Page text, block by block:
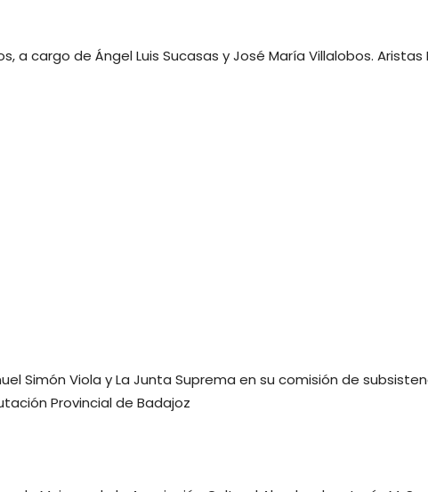
a cargo de Ángel Luis Sucasas y José María Villalobos. Aristas
Simón Viola y La Junta Suprema en su comisión de
Provincial de Badajoz